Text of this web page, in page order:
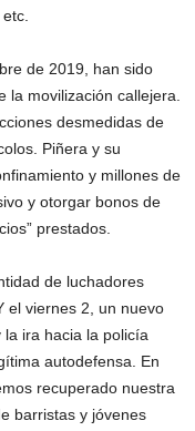
de 2019, han sido
movilización callejera.
desmedidas de
Piñera y su
y millones de
y otorgar bonos de
prestados.
de luchadores
el viernes 2, un nuevo
ira hacia la policía
autodefensa. En
recuperado nuestra
barristas y jóvenes